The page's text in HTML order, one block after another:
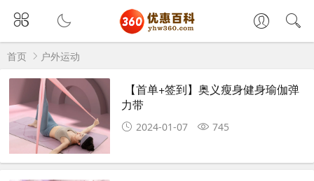
首页 户外运动
【首单+签到】奥义瘦身健身瑜伽弹
力带
2024-01-07 745